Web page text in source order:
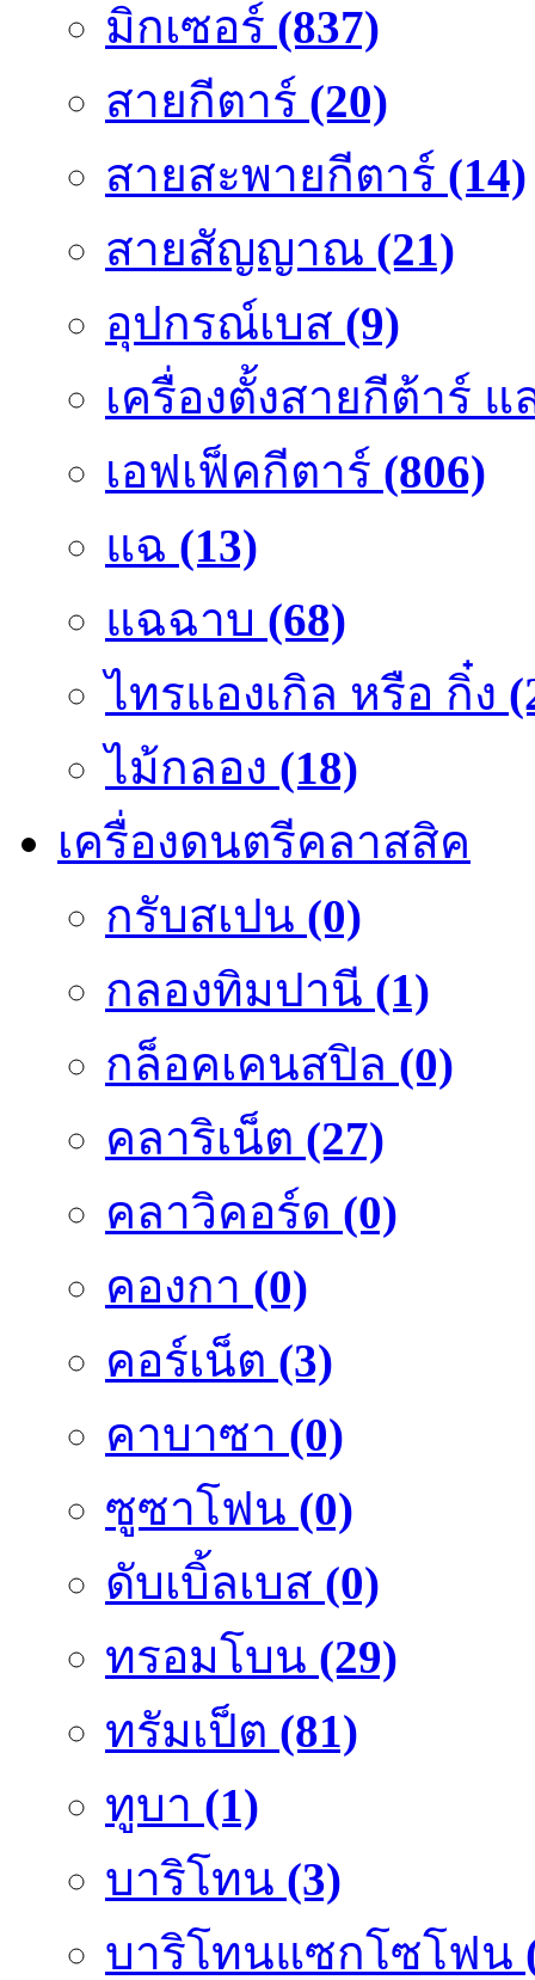
มิกเซอร์ (837)
สายกีตาร์ (20)
สายสะพายกีตาร์ (14)
สายสัญญาณ (21)
อุปกรณ์เบส (9)
เครื่องตั้งสายกีต้าร์ แ
เอฟเฟ็คกีตาร์ (806)
แฉ (13)
แฉฉาบ (68)
ไทรแองเกิล หรือ กิ๋ง
ไม้กลอง (18)
เครื่องดนตรีคลาสสิค
กรับสเปน (0)
กลองทิมปานี (1)
กล็อคเคนสปิล (0)
คลาริเน็ต (27)
คลาวิคอร์ด (0)
คองกา (0)
คอร์เน็ต (3)
คาบาซา (0)
ซูซาโฟน (0)
ดับเบิ้ลเบส (0)
ทรอมโบน (29)
ทรัมเป็ต (81)
ทูบา (1)
บาริโทน (3)
บาริโทนแซกโซโฟน